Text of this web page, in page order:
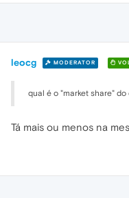
leocg MODERATOR
qual é o "market share"
Tá mais ou menos na